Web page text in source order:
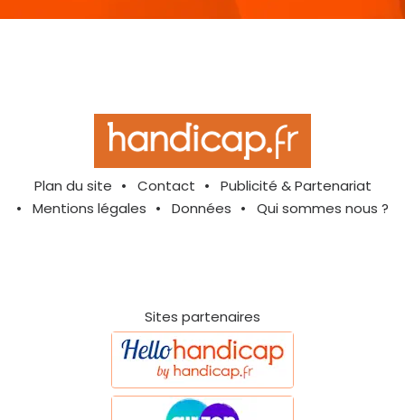
Plan du site Contact
Publicité & Partenariat
Mentions légales
Données Qui sommes nous ?
Sites partenaires